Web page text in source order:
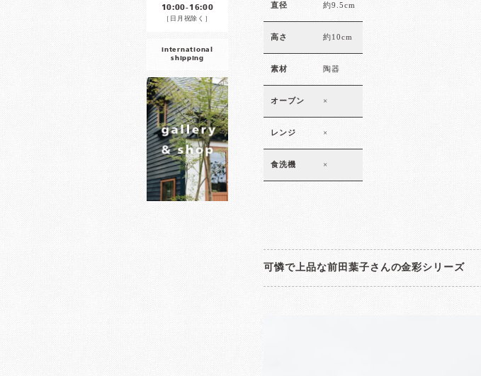
10:00-16:00
［日月祝除く］
international
shipping
直径 約9.5cm
高さ 約10cm
素材 陶器
オーブン ×
レンジ ×
食洗機 ×
可憐で上品な前田葉子さんの金彩シリーズ